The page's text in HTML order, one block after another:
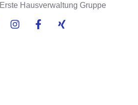
Erste Hausverwaltung Gruppe